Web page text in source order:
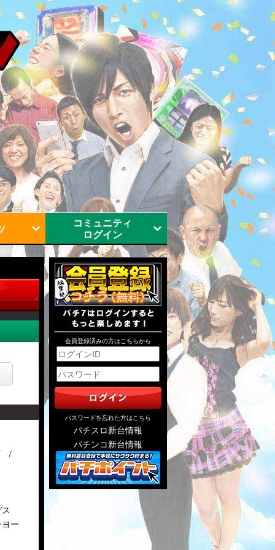
コミュニティ
ログイン
ー
会員登録済みの方はこちらから
パスワードを忘れた方はこちら
パチスロ新台情報
パチンコ新台情報